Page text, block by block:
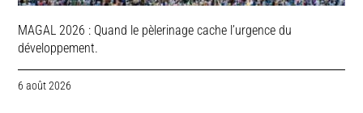
MAGAL 2026 : Quand le pèlerinage cache l’urgence du
développement.
6 août 2026